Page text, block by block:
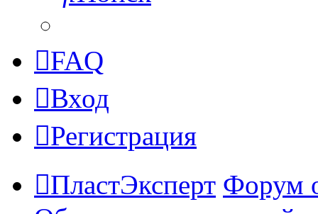
FAQ
Вход
Регистрация
ПластЭксперт Форум